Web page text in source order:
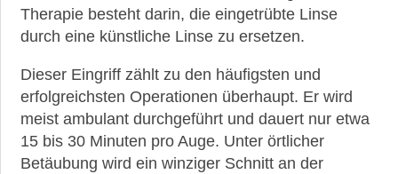
Therapie besteht darin, die eingetrübte Linse
durch eine künstliche Linse zu ersetzen.
Dieser Eingriff zählt zu den häufigsten und
erfolgreichsten Operationen überhaupt. Er wird
meist ambulant durchgeführt und dauert nur etwa
15 bis 30 Minuten pro Auge. Unter örtlicher
Betäubung wird ein winziger Schnitt an der